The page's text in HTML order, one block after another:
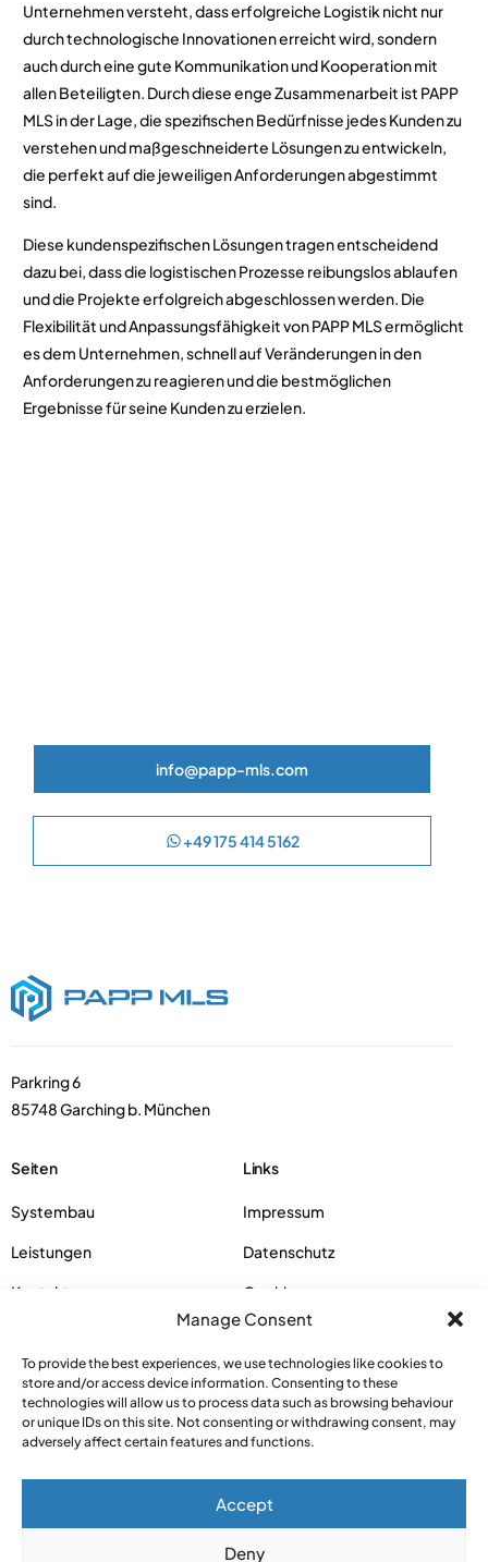
Manage Consent
To provide the best experiences, we use technologies like cookies to
store and/or access device information. Consenting to these
technologies will allow us to process data such as browsing behaviour
or unique IDs on this site. Not consenting or withdrawing consent, may
adversely affect certain features and functions.
Accept
Deny
Unternehmen versteht, dass erfolgreiche Logistik nicht nur
durch technologische Innovationen erreicht wird, sondern
auch durch eine gute Kommunikation und Kooperation mit
allen Beteiligten. Durch diese enge Zusammenarbeit ist PAPP
MLS in der Lage, die spezifischen Bedürfnisse jedes Kunden zu
verstehen und maßgeschneiderte Lösungen zu entwickeln,
die perfekt auf die jeweiligen Anforderungen abgestimmt
sind.
Diese kundenspezifischen Lösungen tragen entscheidend
dazu bei, dass die logistischen Prozesse reibungslos ablaufen
und die Projekte erfolgreich abgeschlossen werden. Die
Flexibilität und Anpassungsfähigkeit von PAPP MLS ermöglicht
es dem Unternehmen, schnell auf Veränderungen in den
Anforderungen zu reagieren und die bestmöglichen
Ergebnisse für seine Kunden zu erzielen.
info@papp-mls.com
+49 175 414 5162
Parkring 6
85748 Garching b. München
Seiten
Systembau
Leistungen
Kontakt
Links
Impressum
Datenschutz
Cookies
+49 175 414 5162
info@papp-mls.com
© 2026 Papp MLS. Alle Rechte vorbehalten